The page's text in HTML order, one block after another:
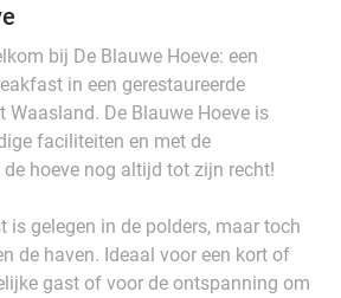
bij De Blauwe Hoeve: een
in een gerestaureerde
Waasland. De Blauwe Hoeve is
faciliteiten en met de
hoeve nog altijd tot zijn recht!
is gelegen in de polders, maar toch
de haven. Ideaal voor een kort of
gast of voor de ontspanning om